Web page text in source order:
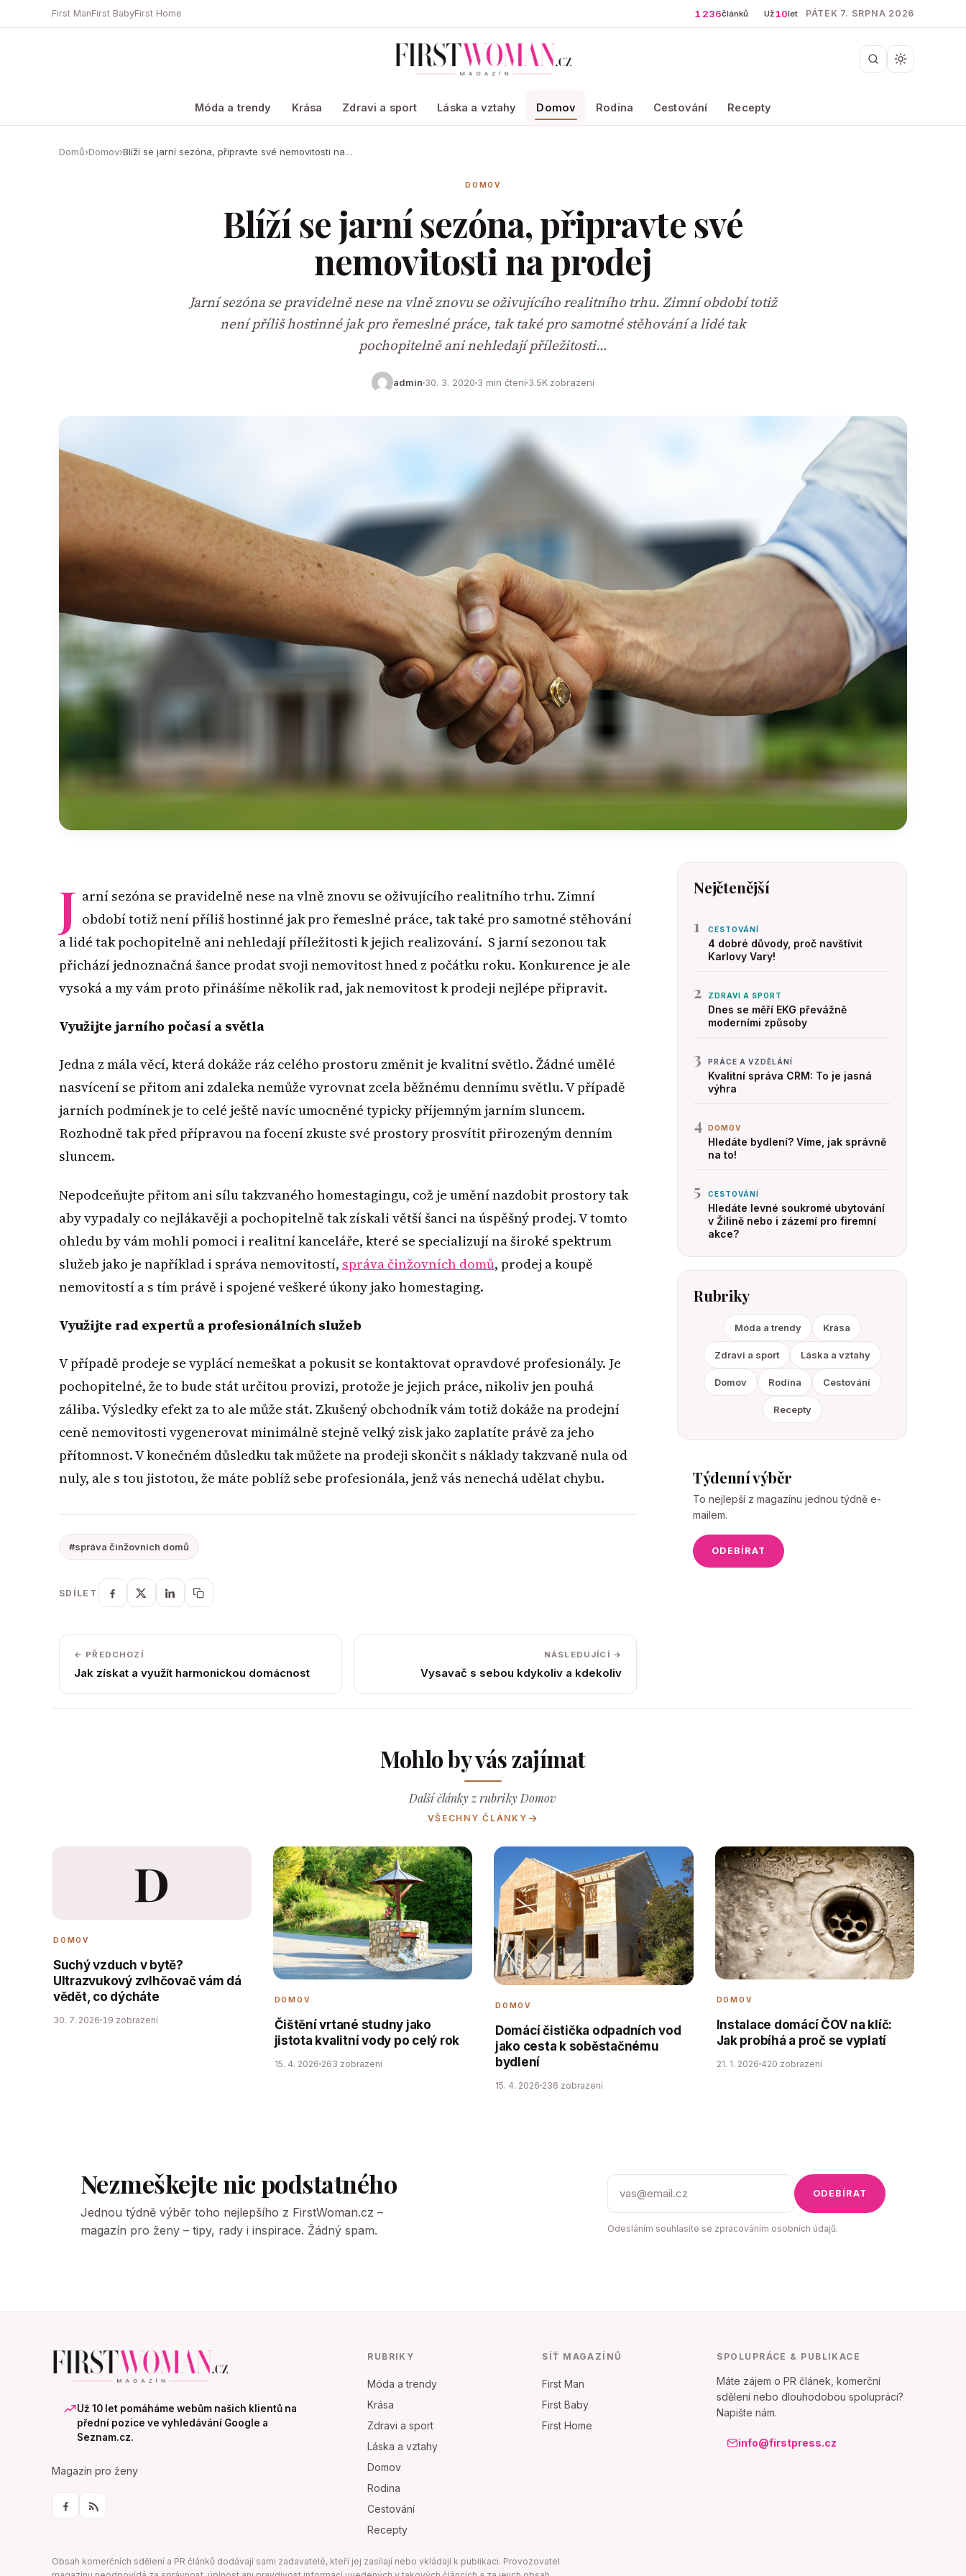
First ManFirst BabyFirst Home 1 236článků Už10let PÁTEK 7. SRPNA 2026
Móda a trendy Krása Zdravi a sport Láska a vztahy Domov Rodina Cestování Recepty
Domů›Domov›Blíží se jarní sezóna, připravte své nemovitosti na…
DOMOV
Blíží se jarní sezóna, připravte své
nemovitosti na prodej
Jarní sezóna se pravidelně nese na vlně znovu se oživujícího realitního trhu. Zimní období totiž
není příliš hostinné jak pro řemeslné práce, tak také pro samotné stěhování a lidé tak
pochopitelně ani nehledají příležitosti…
admin 30. 3. 2020 3 min čtení 3.5K zobrazení
J arní sezóna se pravidelně nese na vlně znovu se oživujícího realitního trhu. Zimní
období totiž není příliš hostinné jak pro řemeslné práce, tak také pro samotné stěhování
a lidé tak pochopitelně ani nehledají příležitosti k jejich realizování. S jarní sezonou tak
přichází jednoznačná šance prodat svoji nemovitost hned z počátku roku. Konkurence je ale
vysoká a my vám proto přinášíme několik rad, jak nemovitost k prodeji nejlépe připravit.
Využijte jarního počasí a světla
Jedna z mála věcí, která dokáže ráz celého prostoru změnit je kvalitní světlo. Žádné umělé
nasvícení se přitom ani zdaleka nemůže vyrovnat zcela běžnému dennímu světlu. V případě
jarních podmínek je to celé ještě navíc umocněné typicky příjemným jarním sluncem.
Rozhodně tak před přípravou na focení zkuste své prostory prosvítit přirozeným denním
sluncem.
Nepodceňujte přitom ani sílu takzvaného homestagingu, což je umění nazdobit prostory tak
aby vypadaly co nejlákavěji a pochopitelně tak získali větší šanci na úspěšný prodej. V tomto
ohledu by vám mohli pomoci i realitní kanceláře, které se specializují na široké spektrum
služeb jako je například i správa nemovitostí, správa činžovních domů, prodej a koupě
nemovitostí a s tím právě i spojené veškeré úkony jako homestaging.
Využijte rad expertů a profesionálních služeb
V případě prodeje se vyplácí nemeškat a pokusit se kontaktovat opravdové profesionály. Je
pochopitelné, že to bude stát určitou provizi, protože je jejich práce, nikoliv jen pouhá
záliba. Výsledky efekt za to ale může stát. Zkušený obchodník vám totiž dokáže na prodejní
ceně nemovitosti vygenerovat minimálně stejně velký zisk jako zaplatíte právě za jeho
přítomnost. V konečném důsledku tak můžete na prodeji skončit s náklady takzvaně nula od
nuly, ale s tou jistotou, že máte poblíž sebe profesionála, jenž vás nenechá udělat chybu.
#správa činžovních domů
SDÍLET
← PŘEDCHOZÍ
Jak získat a využít harmonickou domácnost
NÁSLEDUJÍCÍ →
Vysavač s sebou kdykoliv a kdekoliv
Nejčtenější
1 CESTOVÁNÍ
4 dobré důvody, proč navštívit
Karlovy Vary!
2 ZDRAVI A SPORT
Dnes se měří EKG převážně
moderními způsoby
3 PRÁCE A VZDĚLÁNÍ
Kvalitní správa CRM: To je jasná
výhra
4 DOMOV
Hledáte bydlení? Víme, jak správně
na to!
5 CESTOVÁNÍ
Hledáte levné soukromé ubytování
v Žilině nebo i zázemí pro firemní
akce?
Rubriky
Móda a trendy Krása
Zdravi a sport Láska a vztahy
Domov Rodina Cestování
Recepty
Týdenní výběr
To nejlepší z magazínu jednou týdně e-
mailem.
ODEBÍRAT
Mohlo by vás zajímat
Další články z rubriky Domov
VŠECHNY ČLÁNKY
D
DOMOV
Suchý vzduch v bytě?
Ultrazvukový zvlhčovač vám dá
vědět, co dýcháte
30. 7. 2026 19 zobrazení
DOMOV
Čištění vrtané studny jako
jistota kvalitní vody po celý rok
15. 4. 2026 263 zobrazení
DOMOV
Domácí čistička odpadních vod
jako cesta k soběstačnému
bydlení
15. 4. 2026 236 zobrazení
DOMOV
Instalace domácí ČOV na klíč:
Jak probíhá a proč se vyplatí
21. 1. 2026 420 zobrazení
Nezmeškejte nic podstatného
Jednou týdně výběr toho nejlepšího z FirstWoman.cz –
magazín pro ženy – tipy, rady i inspirace. Žádný spam.
ODEBÍRAT
Odesláním souhlasíte se zpracováním osobních údajů.
Už 10 let pomáháme webům našich klientů na
přední pozice ve vyhledávání Google a
Seznam.cz.
Magazín pro ženy
RUBRIKY
Móda a trendy
Krása
Zdravi a sport
Láska a vztahy
Domov
Rodina
Cestování
Recepty
SÍŤ MAGAZÍNŮ
First Man
First Baby
First Home
SPOLUPRÁCE & PUBLIKACE
Máte zájem o PR článek, komerční
sdělení nebo dlouhodobou spolupráci?
Napište nám.
info@firstpress.cz
Obsah komerčních sdělení a PR článků dodávají sami zadavatelé, kteří jej zasílají nebo vkládají k publikaci. Provozovatel